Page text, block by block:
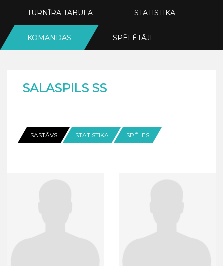
TURNĪRA TABULA STATISTIKA
KOMANDAS SPĒLĒTĀJI
SALASPILS SS
SASTĀVS STATISTIKA SPĒLES